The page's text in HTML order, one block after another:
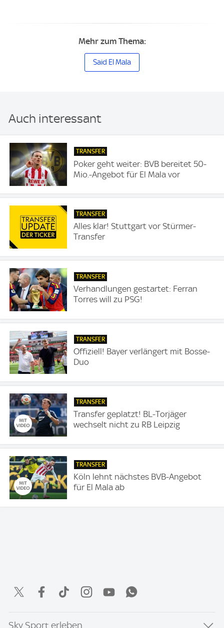
Mehr zum Thema:
Said El Mala
Auch interessant
TRANSFER
Poker geht weiter: BVB bereitet 50-
Mio.-Angebot für El Mala vor
TRANSFER
Alles klar! Stuttgart vor Stürmer-
Transfer
TRANSFER
Verhandlungen gestartet: Ferran
Torres will zu PSG!
TRANSFER
Offiziell! Bayer verlängert mit Bosse-
Duo
TRANSFER
Transfer geplatzt! BL-Torjäger
wechselt nicht zu RB Leipzig
TRANSFER
Köln lehnt nächstes BVB-Angebot
für El Mala ab
Sky Sport erleben